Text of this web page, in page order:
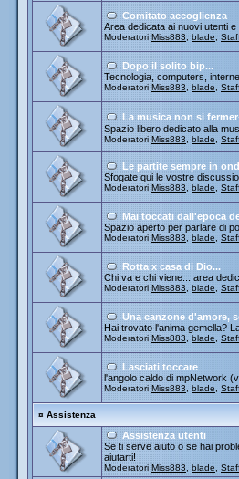
Comitato accoglienza
Area dedicata ai nuovi utenti
Moderatori Miss883 blade
Dopo il solito bip...
Tecnologia, computers,
Moderatori Miss883 blade
La musica non si
Spazio libero dedicato alla
Moderatori Miss883 blade
Le partite sempre in
Sfogate qui le vostre
Moderatori Miss883 blade
Mai toccati dall'epoca
Spazio aperto per parlare di
Moderatori Miss883 blade
Rotta x casa di Dio...
Chi va e chi viene... area
Moderatori Miss883 blade
Una canzone d'amore,
Hai trovato l'anima gemella?
Moderatori Miss883 blade
Lasciati toccare
l'angolo caldo di mpNetwork
Moderatori Miss883 blade
¤ Assistenza
Assistenza utenti
Se ti serve aiuto o se hai
aiutarti!
Moderatori Miss883 blade